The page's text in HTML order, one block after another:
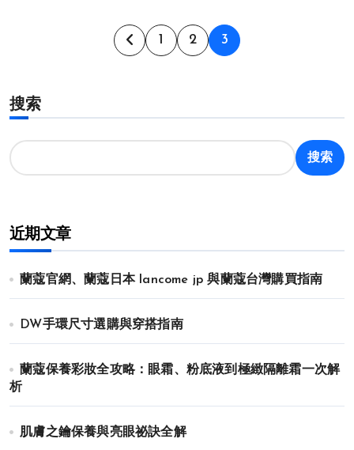
文
分
页
1 2 3
搜索
搜索
近期文章
蘭蔻官網、蘭蔻日本 lancome jp 與蘭蔻台灣購買指南
DW手環尺寸選購與穿搭指南
蘭蔻保養彩妝全攻略：眼霜、粉底液到極緻隔離霜一次解
析
肌膚之鑰保養與亮眼祕訣全解